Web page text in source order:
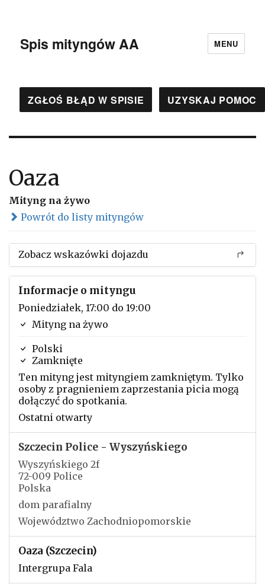
Spis mityngów AA MENU
ZGŁOŚ BŁĄD W SPISIE UZYSKAJ POMOC
Oaza
Mityng na żywo
Powrót do listy mityngów
Zobacz wskazówki dojazdu
Informacje o mityngu
Poniedziałek, 17:00 do 19:00
Mityng na żywo
Polski
Zamknięte
Ten mityng jest mityngiem zamkniętym. Tylko
osoby z pragnieniem zaprzestania picia mogą
dołączyć do spotkania.
Ostatni otwarty
Szczecin Police - Wyszyńskiego
Wyszyńskiego 2f
72-009 Police
Polska
dom parafialny
Województwo Zachodniopomorskie
Oaza (Szczecin)
Intergrupa Fala